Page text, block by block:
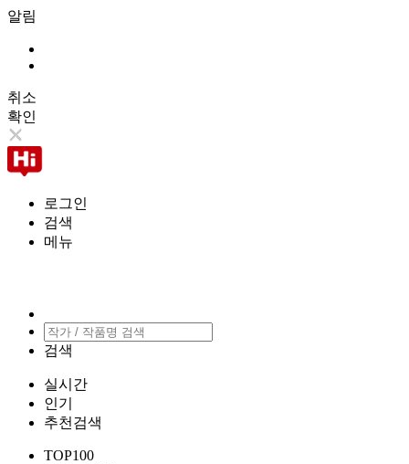
알림
취소
확인
로그인
검색
메뉴
검색
실시간
인기
추천검색
TOP100